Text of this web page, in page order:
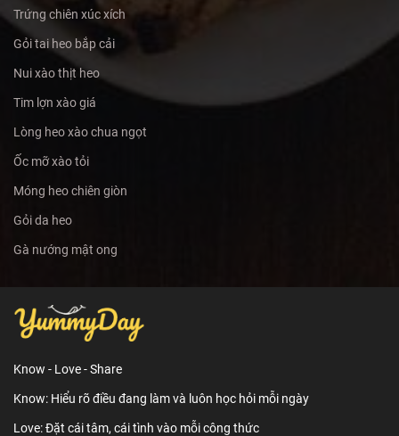
Trứng chiên xúc xích
Gỏi tai heo bắp cải
Nui xào thịt heo
Tim lợn xào giá
Lòng heo xào chua ngọt
Ốc mỡ xào tỏi
Móng heo chiên giòn
Gỏi da heo
Gà nướng mật ong
Know - Love - Share
Know: Hiểu rõ điều đang làm và luôn học hỏi mỗi ngày
Love: Đặt cái tâm, cái tình vào mỗi công thức